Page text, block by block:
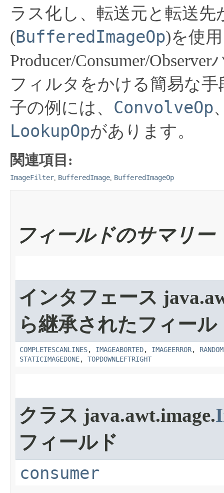
ラス化し、転送元と転送
(BufferedImageOp)を使
Producer/Consumer/
フィルタをかける簡易な
子の例には、 ConvolveOp
LookupOpがあります。
関連項目:
ImageFilter, BufferedImage, BufferedImageOp
フィールドのサマリー
インタフェース
ら継承されたフィール
COMPLETESCANLINES, IMAGEABORTED, IMAGEERROR,
STATICIMAGEDONE, TOPDOWNLEFTRIGHT
クラス java.awt.image.
フィールド
consumer